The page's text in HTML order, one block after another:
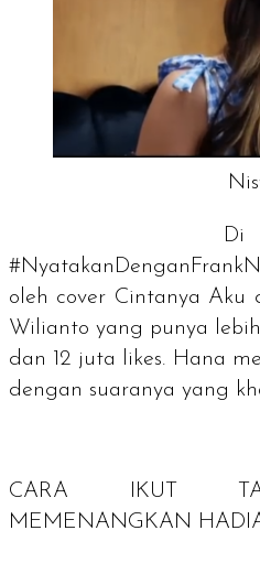
Di
oleh cover Cintanya Aku
Wilianto yang punya
dan 12 juta
likes. Hana
dengan suaranya yang
CARA IKUT
MEMENANGKAN